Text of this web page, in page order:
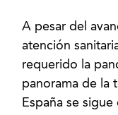
A pesar del
atención
requerido la
panorama de la
España se